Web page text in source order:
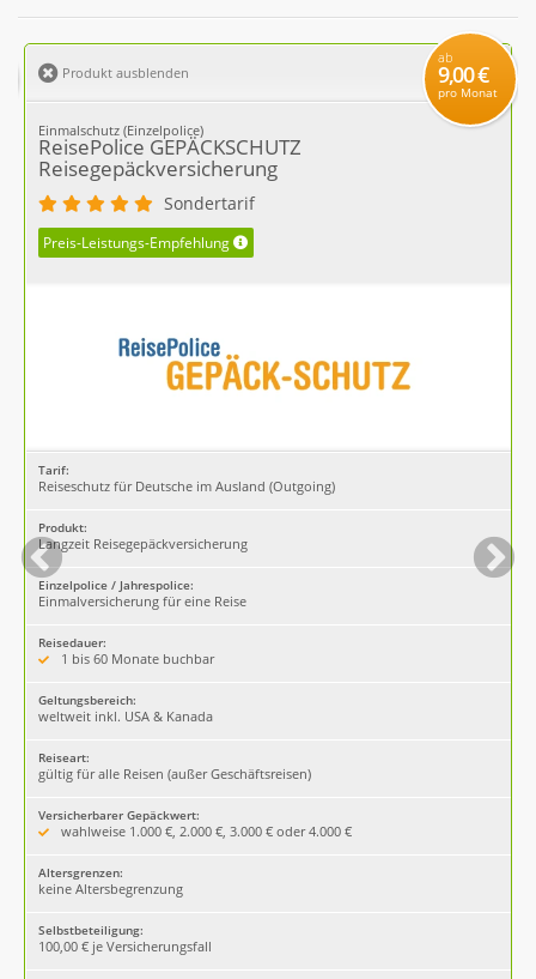
Produkt ausblenden
ab
9,00 €
pro Monat
Einmalschutz (Einzelpolice)
ReisePolice GEPÄCKSCHUTZ
Reisegepäckversicherung
Sondertarif
Preis-Leistungs-Empfehlung
Tarif:
Reiseschutz für Deutsche im Ausland (Outgoing)
Produkt:
Langzeit Reisegepäckversicherung
Einzelpolice / Jahrespolice:
Einmalversicherung für eine Reise
Reisedauer:
1 bis 60 Monate buchbar
Geltungsbereich:
weltweit inkl. USA & Kanada
Reiseart:
gültig für alle Reisen (außer Geschäftsreisen)
Versicherbarer Gepäckwert:
wahlweise 1.000 €, 2.000 €, 3.000 € oder 4.000 €
Altersgrenzen:
keine Altersbegrenzung
Selbstbeteiligung:
100,00 € je Versicherungsfall